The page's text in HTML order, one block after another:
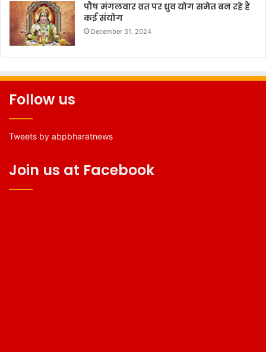
पौष मंगलवार व्रत पर ध्रुव योग समेत बन रहे हैं
कई संयोग
December 31, 2024
Follow us
Tweets by abpbharatnews
Join us at Facebook